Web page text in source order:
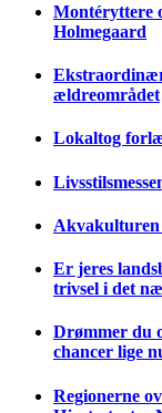
Montéryttere
Holmegaard
ældreområdet
Lokaltog
Akvakulturen
Er jeres
trivsel i det
Drømmer du
chancer lige
Regionerne